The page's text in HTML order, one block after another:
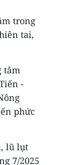
trong
tai,
tâm
-
phức
lũ lụt
7/2025